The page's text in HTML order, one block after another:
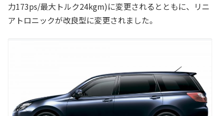
力173ps/最大トルク24kgm)に変更されるとともに、リニ
アトロニックが改良型に変更されました。